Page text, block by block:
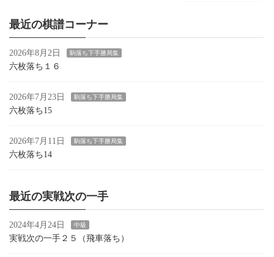
ビ
ゲ
ー
シ
ョ
ン
最近の棋譜コーナー
2026年8月2日 駒落ち下手勝局集
六枚落ち１６
2026年7月23日 駒落ち下手勝局集
六枚落ち15
2026年7月11日 駒落ち下手勝局集
六枚落ち14
最近の実戦次の一手
2024年4月24日 中級
実戦次の一手２５（飛車落ち）